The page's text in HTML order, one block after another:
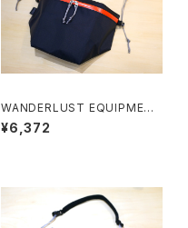
WANDERLUST EQUIPMENT
/ KAMPALA PACK（BLACK×
ORENGE）
¥6,372